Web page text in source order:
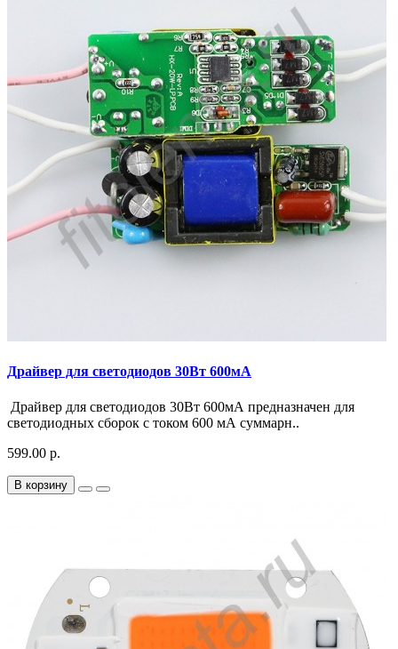
Драйвер для светодиодов 30Вт 600мА
Драйвер для светодиодов 30Вт 600мА предназначен для
светодиодных сборок с током 600 мА суммарн..
599.00 р.
В корзину